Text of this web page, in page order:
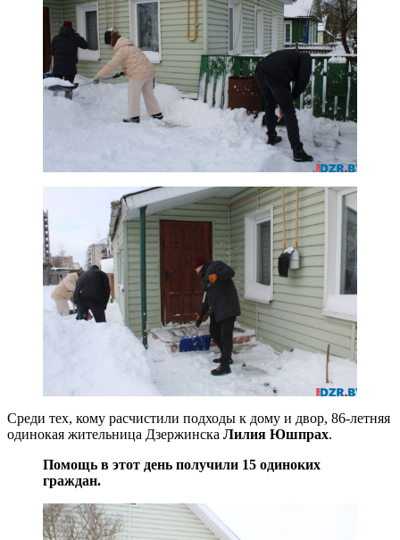
Среди тех, кому расчистили подходы к дому и двор, 86-летняя
одинокая жительница Дзержинска Лилия Юшпрах.
Помощь в этот день получили 15 одиноких
граждан.